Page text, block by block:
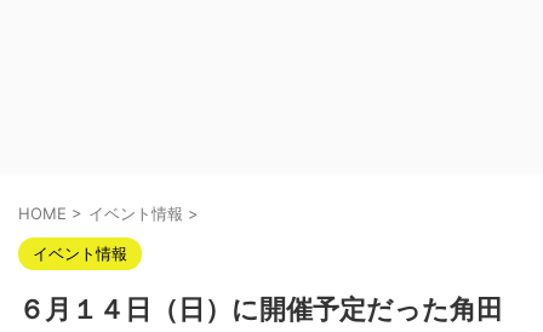
HOME > イベント情報 >
イベント情報
６月１４日（日）に開催予定だった角田